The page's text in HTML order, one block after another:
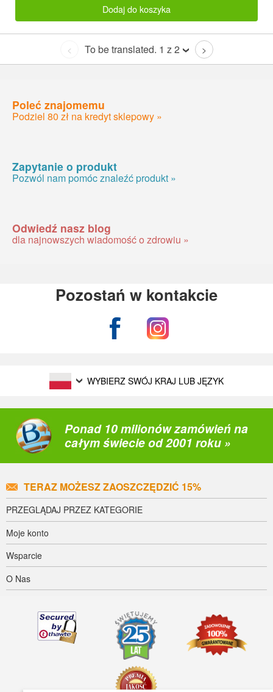
Dodaj do koszyka
< To be translated. 1 z 2 >
Poleć znajomemu
Podziel 80 zł na kredyt sklepowy »
Zapytanie o produkt
Pozwól nam pomóc znaleźć produkt »
Odwiedź nasz blog
dla najnowszych wiadomość o zdrowiu »
Pozostań w kontakcie
WYBIERZ SWÓJ KRAJ LUB JĘZYK
Ponad 10 milionów zamówień na
całym świecie od 2001 roku »
TERAZ MOŻESZ ZAOSZCZĘDZIĆ 15%
PRZEGLĄDAJ PRZEZ KATEGORIE
Moje konto
Wsparcie
O Nas